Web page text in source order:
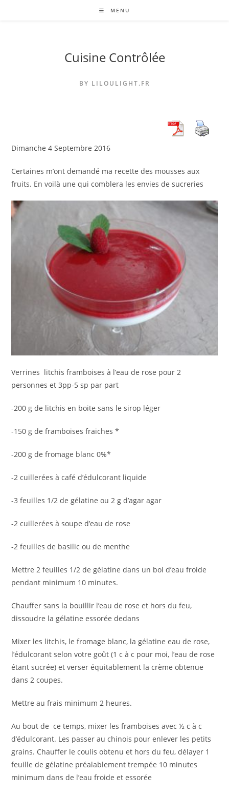
MENU
Cuisine Contrôlée
BY LILOULIGHT.FR
Dimanche 4 Septembre 2016
Certaines m’ont demandé ma recette des mousses aux
fruits. En voilà une qui comblera les envies de sucreries
Verrines litchis framboises à l’eau de rose pour 2
personnes et 3pp-5 sp par part
-200 g de litchis en boite sans le sirop léger
-150 g de framboises fraiches *
-200 g de fromage blanc 0%*
-2 cuillerées à café d’édulcorant liquide
-3 feuilles 1/2 de gélatine ou 2 g d’agar agar
-2 cuillerées à soupe d’eau de rose
-2 feuilles de basilic ou de menthe
Mettre 2 feuilles 1/2 de gélatine dans un bol d’eau froide
pendant minimum 10 minutes.
Chauffer sans la bouillir l’eau de rose et hors du feu,
dissoudre la gélatine essorée dedans
Mixer les litchis, le fromage blanc, la gélatine eau de rose,
l’édulcorant selon votre goût (1 c à c pour moi, l’eau de rose
étant sucrée) et verser équitablement la crème obtenue
dans 2 coupes.
Mettre au frais minimum 2 heures.
Au bout de ce temps, mixer les framboises avec ½ c à c
d’édulcorant. Les passer au chinois pour enlever les petits
grains. Chauffer le coulis obtenu et hors du feu, délayer 1
feuille de gélatine préalablement trempée 10 minutes
minimum dans de l’eau froide et essorée